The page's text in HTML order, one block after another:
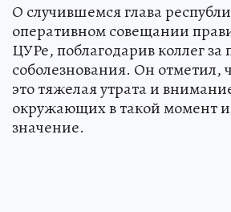
О случившемся глава
оперативном совещании
ЦУРе, поблагодарив коллег
соболезнования. Он отметил,
это тяжелая утрата и
окружающих в такой момент
значение.